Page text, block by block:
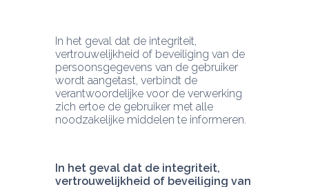
In het geval dat de integriteit,
vertrouwelijkheid of beveiliging van de
persoonsgegevens van de gebruiker
wordt aangetast, verbindt de
verantwoordelijke voor de verwerking
zich ertoe de gebruiker met alle
noodzakelijke middelen te informeren.
In het geval dat de integriteit,
vertrouwelijkheid of beveiliging van